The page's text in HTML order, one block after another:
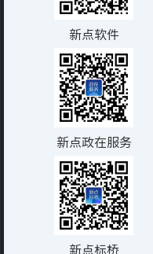
新点软件
新点政在服务
新点标桥